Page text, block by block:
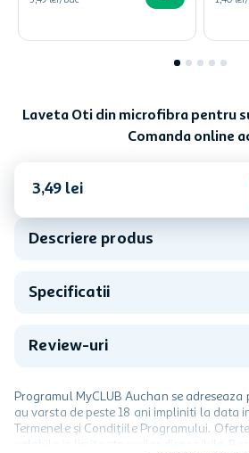
Laveta Oti din microfibra pentru
Comanda online
3,49 lei
Descriere produs
Specificatii
Review-uri
Programul MyCLUB Auchan se
au varsta de peste 18 ani impliniti la data
Termenele și Condițiile Programului.
valabile in limita stocurilor disponibile.